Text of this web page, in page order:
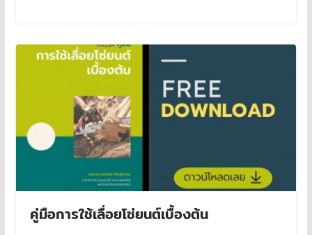
คู่มือการใช้เลื่อยโซ่ยนต์เบื้องต้น